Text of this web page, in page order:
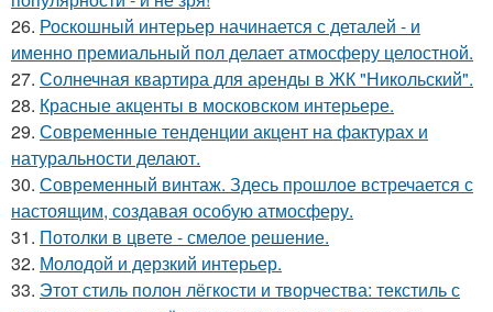
26. Роскошный интерьер начинается с деталей - и
именно премиальный пол делает атмосферу целостной.
27. Солнечная квартира для аренды в ЖК "Никольский".
28. Красные акценты в московском интерьере.
29. Современные тенденции акцент на фактурах и
натуральности делают.
30. Современный винтаж. Здесь прошлое встречается с
настоящим, создавая особую атмосферу.
31. Потолки в цвете - смелое решение.
32. Молодой и дерзкий интерьер.
33. Этот стиль полон лёгкости и творчества: текстиль с